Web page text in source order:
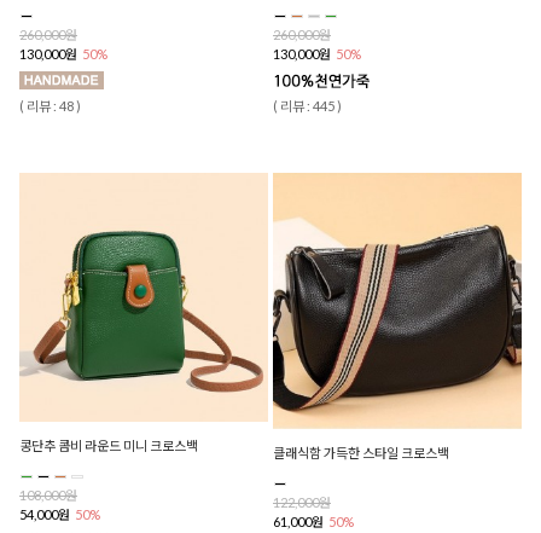
260,000원
130,000원 50%
( 리뷰 : 48 )
260,000원
130,000원 50%
( 리뷰 : 445 )
콩단추 콤비 라운드 미니 크로스백
108,000원
54,000원 50%
클래식함 가득한 스타일 크로스백
122,000원
61,000원 50%